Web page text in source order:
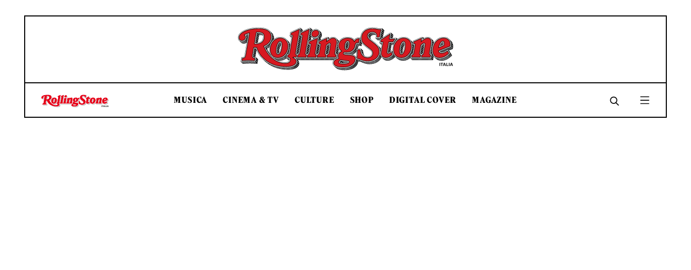
Rolling Stone Italia
MUSICA CINEMA & TV CULTURE SHOP DIGITAL COVER MAGAZINE